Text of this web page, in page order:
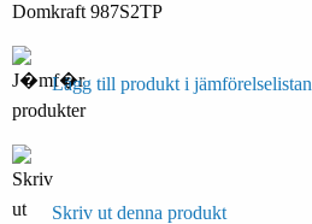
Domkraft 987S2TP
Lägg till produkt i jämförelselistan
Skriv ut denna produkt